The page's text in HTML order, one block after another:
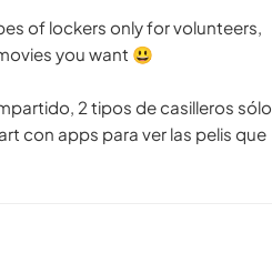
of lockers only for volunteers,
you want 😃
2 tipos de casilleros sólo
con apps para ver las pelis que